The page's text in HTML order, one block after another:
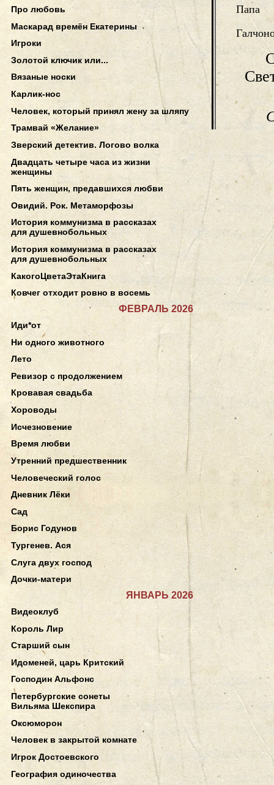
Папа
Про любовь
Маскарад времён Екатерины
Игроки
Золотой ключик или...
Вязаные носки
Карлик-нос
Человек, который принял жену за шляпу
Трамвай «Желание»
Зверский детектив. Логово волка
Двадцать четыре часа из жизни
женщины
Пять женщин, предавшихся любви
Овидий. Рок. Метаморфозы
История коммунизма в рассказах
для душевнобольных
История коммунизма в рассказах
для душевнобольных
КакогоЦветаЭтаКнига
Ковчег отходит ровно в восемь
ФЕВРАЛЬ 2026
Иди*от
Ни одного животного
Лето
Ревизор с продолжением
Кровавая свадьба
Хороводы
Исчезновение
Время любви
Утренний предшественник
Человеческий голос
Дневник Лёки
Сад
Борис Годунов
Тургенев. Ася
Слуга двух господ
Дочки-матери
ЯНВАРЬ 2026
Видеоклуб
Король Лир
Старший сын
Идоменей, царь Критский
Господин Альфонс
Петербургские сонеты
Вильяма Шекспира
Оксюморон
Человек в закрытой комнате
Игрок Достоевского
География одиночества